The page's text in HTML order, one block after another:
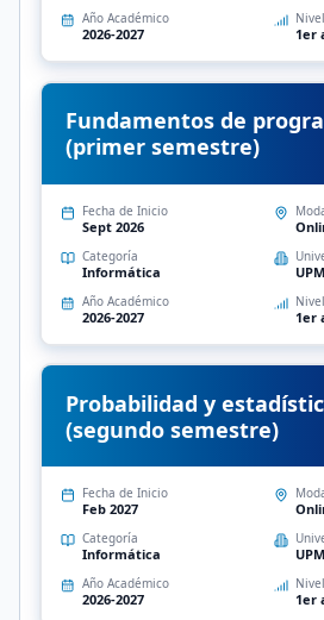
Año Académico
2026-2027
Nivel
1er
Fundamentos de
(primer semestre)
Fecha de Inicio
Sept 2026
Categoría
Informática UPM
Año Académico
2026-2027
Nivel
1er
Probabilidad y
(segundo semestre)
Fecha de Inicio
Feb 2027
Categoría
Informática UPM
Año Académico
2026-2027
Nivel
1er